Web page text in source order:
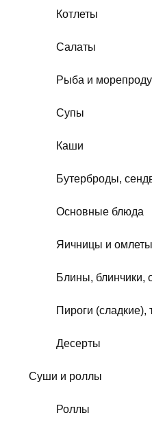
Котлеты
Салаты
Рыба и
Супы
Каши
Бутерброды,
Основные блюда
Яичницы и омлеты
Блины, блинчики,
Пироги (сладкие),
Десерты
Суши и роллы
Роллы